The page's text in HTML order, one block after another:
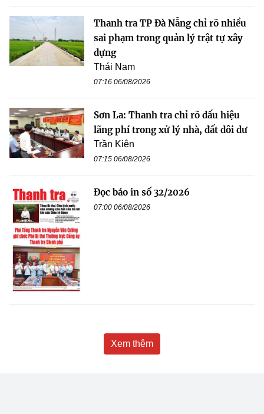
Thanh tra TP Đà Nẵng chỉ rõ nhiều
sai phạm trong quản lý trật tự xây
dựng
Thái Nam
07:16 06/08/2026
Sơn La: Thanh tra chỉ rõ dấu hiệu
lãng phí trong xử lý nhà, đất dôi dư
Trần Kiên
07:15 06/08/2026
Đọc báo in số 32/2026
07:00 06/08/2026
Xem thêm